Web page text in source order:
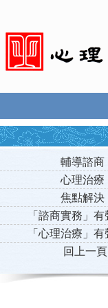
輔導諮商
心理治療
焦點解決
「諮商實務」
「心理治療」
回上一頁